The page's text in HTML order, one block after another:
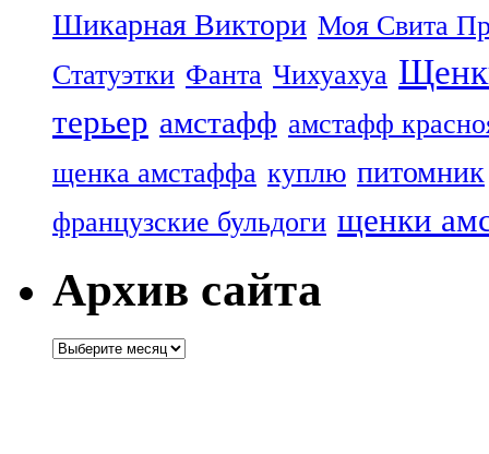
Шикарная Виктори Моя Свита
Статуэтки Фанта Чихуахуа
терьер амстафф амстафф
щенка амстаффа куплю питомник
французские бульдоги щенки
Архив сайта